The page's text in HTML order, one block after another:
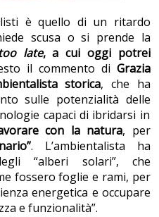
è quello di un ritardo
scusa o si prende la
late, a cui oggi potrei
il commento di Grazia
storica, che ha
sulle potenzialità delle
capaci di ibridarsi in
con la natura, per
. L’ambientalista ha
“alberi solari”, che
fossero foglie e rami, per
energetica e occupare
e funzionalità”.